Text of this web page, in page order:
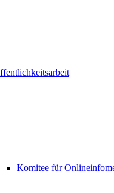
Komitee für